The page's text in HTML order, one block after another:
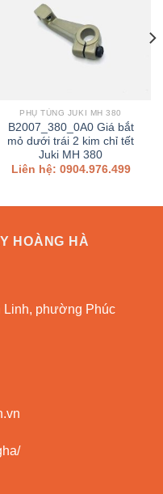
PHỤ TÙNG JUKI MH 380
B2007_380_0A0 Giá bắt
mỏ dưới trái 2 kim chỉ tết
Juki MH 380
Liên hệ: 0904.976.499
HOÀNG HÀ
Linh, phường Phúc